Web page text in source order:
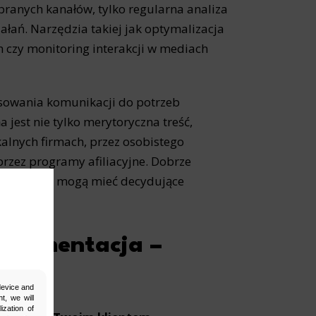
and
we will
of
kanałów, tylko regularna analiza
Narzędzia takiej jak optymalizacja
czy monitoring interakcji w mediach
komunikacji do potrzeb
jest nie tylko merytoryczna treść,
firmach, przez osobistego
programy afiliacyjne. Dobrze
dotarcia mogą mieć decydujące
–